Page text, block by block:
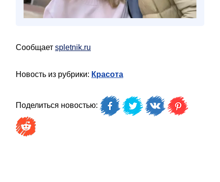
Сообщает spletnik.ru
Новость из рубрики: Красота
Поделиться новостью: